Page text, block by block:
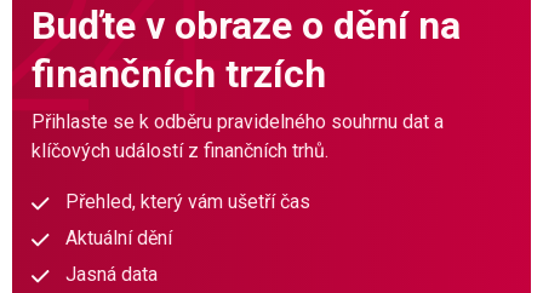
Buďte v obraze o dění na
finančních trzích
Přihlaste se k odběru pravidelného souhrnu dat a
klíčových událostí z finančních trhů.
Přehled, který vám ušetří čas
Aktuální dění
Jasná data